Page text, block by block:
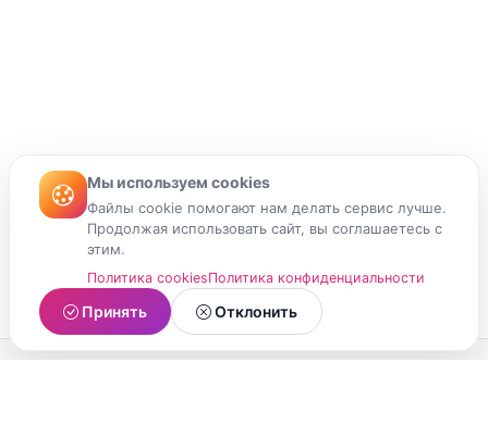
Мы используем cookies
Файлы cookie помогают нам делать сервис лучше.
Продолжая использовать сайт, вы соглашаетесь с
этим.
Политика cookiesПолитика конфиденциальности
Принять Отклонить